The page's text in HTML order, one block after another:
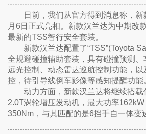
日前，我们从官方得到消息称，
月6日正式亮相。新款汉兰达为中期改
最新的TSS智行安全套装。
新款汉兰达配置了“TSS”(Toyota
全规避碰撞辅助套装，具有碰撞预测、
远光控制、动态雷达巡航控制功能，以
控，待引导线倒车影像等感知提醒功能
动力方面，新款汉兰达将继续搭载
2.0T涡轮增压发动机，最大功率162kW
350Nm，与其匹配的是6挡手自一体变